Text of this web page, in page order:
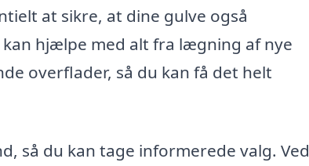
at sikre, at dine gulve også
hjælpe med alt fra lægning af nye
overflader, så du kan få det helt
så du kan tage informerede valg. Ved